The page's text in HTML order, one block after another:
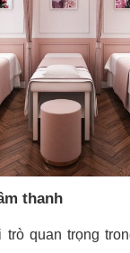
thanh
trò quan trọng